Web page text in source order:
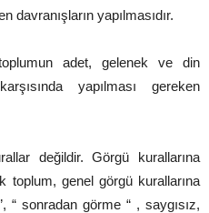
davranışların yapılmasıdır.
adet, gelenek ve din
yapılması gereken
değildir. Görgü kurallarına
toplum, genel görgü kurallarına
“ sonradan görme “ , saygısız,